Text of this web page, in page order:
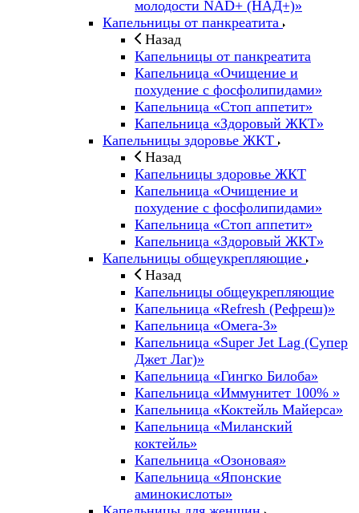
молодости NAD+ (НАД+)»
Капельницы от панкреатита
Назад
Капельницы от панкреатита
Капельница «Очищение и
похудение с фосфолипидами»
Капельница «Стоп аппетит»
Капельница «Здоровый ЖКТ»
Капельницы здоровье ЖКТ
Назад
Капельницы здоровье ЖКТ
Капельница «Очищение и
похудение с фосфолипидами»
Капельница «Стоп аппетит»
Капельница «Здоровый ЖКТ»
Капельницы общеукрепляющие
Назад
Капельницы общеукрепляющие
Капельница «Refresh (Рефреш)»
Капельница «Омега-3»
Капельница «Super Jet Lag (Супер
Джет Лаг)»
Капельница «Гингко Билоба»
Капельница «Иммунитет 100% »
Капельница «Коктейль Майерса»
Капельница «Миланский
коктейль»
Капельница «Озоновая»
Капельница «Японские
аминокислоты»